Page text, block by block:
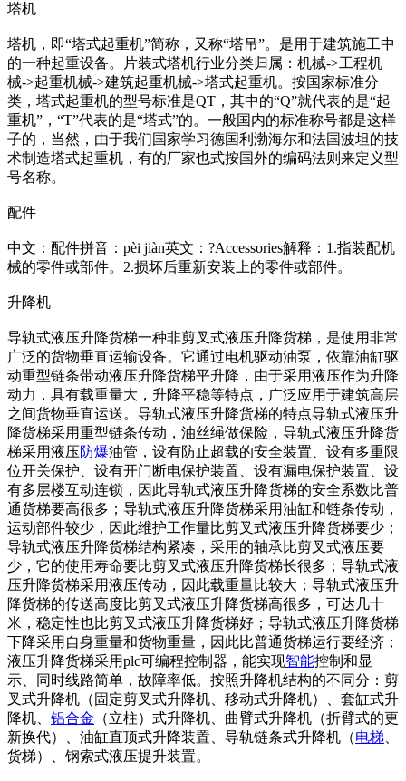
塔机
塔机，即“塔式起重机”简称，又称“塔吊”。是用于建筑施工中
的一种起重设备。片装式塔机行业分类归属：机械->工程机
械->起重机械->建筑起重机械->塔式起重机。按国家标准分
类，塔式起重机的型号标准是QT，其中的“Q”就代表的是“起
重机”，“T”代表的是“塔式”的。一般国内的标准称号都是这样
子的，当然，由于我们国家学习德国利渤海尔和法国波坦的技
术制造塔式起重机，有的厂家也式按国外的编码法则来定义型
号名称。
配件
中文：配件拼音：pèi jiàn英文：?Accessories解释：1.指装配机
械的零件或部件。2.损坏后重新安装上的零件或部件。
升降机
导轨式液压升降货梯一种非剪叉式液压升降货梯，是使用非常
广泛的货物垂直运输设备。它通过电机驱动油泵，依靠油缸驱
动重型链条带动液压升降货梯平升降，由于采用液压作为升降
动力，具有载重量大，升降平稳等特点，广泛应用于建筑高层
之间货物垂直运送。导轨式液压升降货梯的特点导轨式液压升
降货梯采用重型链条传动，油丝绳做保险，导轨式液压升降货
梯采用液压防爆油管，设有防止超载的安全装置、设有多重限
位开关保护、设有开门断电保护装置、设有漏电保护装置、设
有多层楼互动连锁，因此导轨式液压升降货梯的安全系数比普
通货梯要高很多；导轨式液压升降货梯采用油缸和链条传动，
运动部件较少，因此维护工作量比剪叉式液压升降货梯要少；
导轨式液压升降货梯结构紧凑，采用的轴承比剪叉式液压要
少，它的使用寿命要比剪叉式液压升降货梯长很多；导轨式液
压升降货梯采用液压传动，因此载重量比较大；导轨式液压升
降货梯的传送高度比剪叉式液压升降货梯高很多，可达几十
米，稳定性也比剪叉式液压升降货梯好；导轨式液压升降货梯
下降采用自身重量和货物重量，因此比普通货梯运行要经济；
液压升降货梯采用plc可编程控制器，能实现智能控制和显
示、同时线路简单，故障率低。按照升降机结构的不同分：剪
叉式升降机（固定剪叉式升降机、移动式升降机）、套缸式升
降机、 铝合金 （立柱）式升降机、曲臂式升降机（折臂式的更
新换代）、油缸直顶式升降装置、导轨链条式升降机（电梯
货梯）、钢索式液压提升装置。